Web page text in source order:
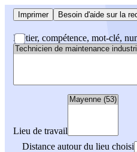
Imprimer Besoin d'aide sur la
Métier, compétence, mot-clé,
Lieu de travail
Distance autour du lieu choisi